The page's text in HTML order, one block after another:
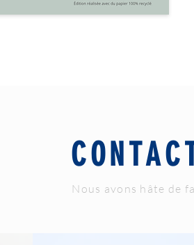
Nous avons hâte de